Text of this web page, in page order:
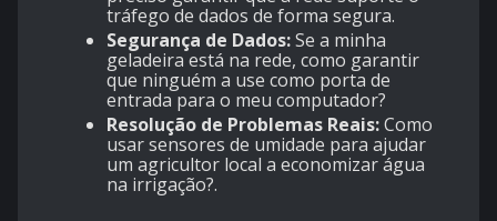
tráfego de dados de forma segura.
Segurança de Dados:Se a minha
geladeira está na rede, como garantir
que ninguém a use como porta de
entrada para o meu computador?
Resolução de Problemas Reais:Como
usar sensores de umidade para ajudar
um agricultor local a economizar água
na irrigação?.